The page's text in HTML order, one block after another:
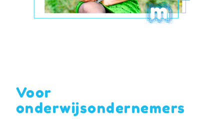
Voor
onderwijsondernemers